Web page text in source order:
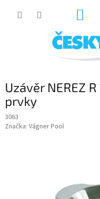
Uzávěr NEREZ
prvky
3063
Značka: Vágner Pool